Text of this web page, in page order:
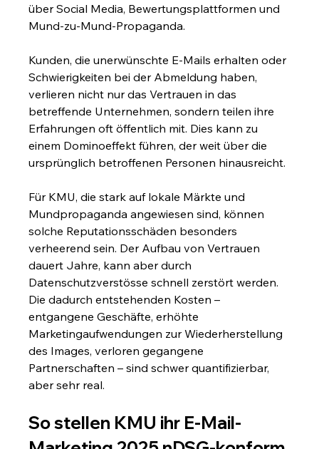
über Social Media, Bewertungsplattformen und
Mund-zu-Mund-Propaganda.
Kunden, die unerwünschte E-Mails erhalten oder
Schwierigkeiten bei der Abmeldung haben,
verlieren nicht nur das Vertrauen in das
betreffende Unternehmen, sondern teilen ihre
Erfahrungen oft öffentlich mit. Dies kann zu
einem Dominoeffekt führen, der weit über die
ursprünglich betroffenen Personen hinausreicht.
Für KMU, die stark auf lokale Märkte und
Mundpropaganda angewiesen sind, können
solche Reputationsschäden besonders
verheerend sein. Der Aufbau von Vertrauen
dauert Jahre, kann aber durch
Datenschutzverstösse schnell zerstört werden.
Die dadurch entstehenden Kosten –
entgangene Geschäfte, erhöhte
Marketingaufwendungen zur Wiederherstellung
des Images, verloren gegangene
Partnerschaften – sind schwer quantifizierbar,
aber sehr real.
So stellen KMU ihr E-Mail-